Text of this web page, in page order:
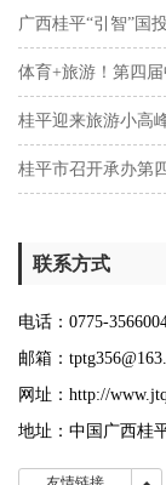
广西桂平“引智”国
体育+旅游！第四
桂平迎来旅游小高
桂平市召开承办第
联系方式
电话：0775-
邮箱：
网址：http://
地址：中国广西桂